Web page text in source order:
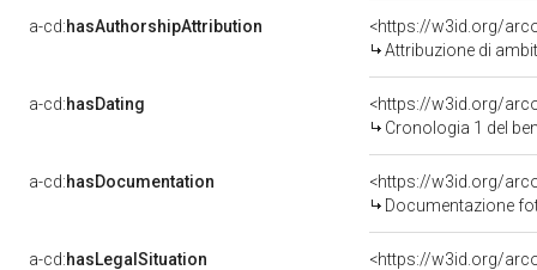
a-cd:hasAuthorshipAttribution
<https://w3id.org/
Attribuzione di
a-cd:hasDating
<https://w3id.org/
Cronologia 1 del
a-cd:hasDocumentation
Documentazione
a-cd:hasLegalSituation